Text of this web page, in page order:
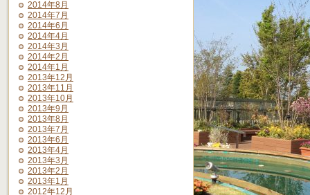
2014年8月
2014年7月
2014年6月
2014年4月
2014年3月
2014年2月
2014年1月
2013年12月
2013年11月
2013年10月
2013年9月
2013年8月
2013年7月
2013年6月
2013年4月
2013年3月
2013年2月
2013年1月
2012年12月